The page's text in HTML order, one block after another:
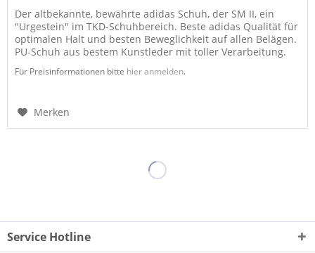
Der altbekannte, bewährte adidas Schuh, der SM II, ein
"Urgestein" im TKD-Schuhbereich. Beste adidas Qualität für
optimalen Halt und besten Beweglichkeit auf allen Belägen.
PU-Schuh aus bestem Kunstleder mit toller Verarbeitung.
Für Preisinformationen bitte hier anmelden.
Merken
Service Hotline